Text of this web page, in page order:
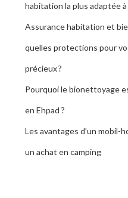
habitation la plus adaptée à
Assurance habitation et
quelles protections pour
précieux ?
Pourquoi le bionettoyage
en Ehpad ?
Les avantages d’un mobil-
un achat en camping